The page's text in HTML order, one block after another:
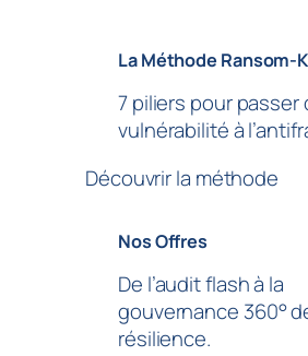
La Méthode Ransom-
7 piliers pour passer
vulnérabilité à
Découvrir la méthode
Nos Offres
De l’audit flash à la
gouvernance 360°
résilience.